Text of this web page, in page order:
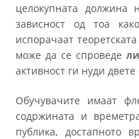
целокупната
зависност од тоа
испорачаат
може да се спроведе
активност ги нуди
Обучувачите имаат
содржината и
публика, достапното